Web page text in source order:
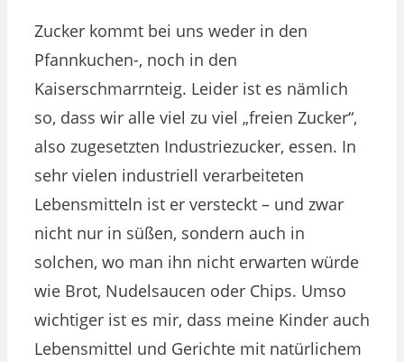
Zucker kommt bei uns weder in den
Pfannkuchen-, noch in den
Kaiserschmarrnteig. Leider ist es nämlich
so, dass wir alle viel zu viel „freien Zucker“,
also zugesetzten Industriezucker, essen. In
sehr vielen industriell verarbeiteten
Lebensmitteln ist er versteckt – und zwar
nicht nur in süßen, sondern auch in
solchen, wo man ihn nicht erwarten würde
wie Brot, Nudelsaucen oder Chips. Umso
wichtiger ist es mir, dass meine Kinder auch
Lebensmittel und Gerichte mit natürlichem